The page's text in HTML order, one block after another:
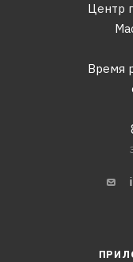
Центр
Время